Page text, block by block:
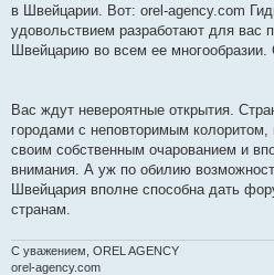
в Швейцарии. Вот: orel-agency.com
удовольствием разработают для вас
Швейцарию во всем ее многообразии.
Вас ждут невероятные открытия.
городами с неповторимым
своим собственным очарованием и
внимания. А уж по обилию
Швейцария вполне способна дать
странам.
С уважением, OREL AGENCY
orel-agency.com